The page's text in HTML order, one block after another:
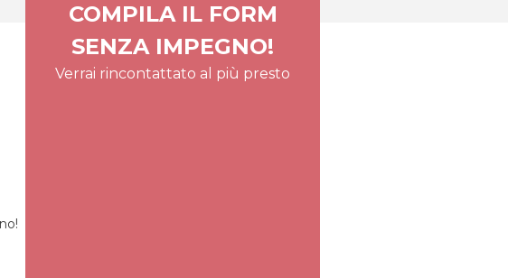
COMPILA IL FORM
SENZA IMPEGNO!
Verrai rincontattato al più presto